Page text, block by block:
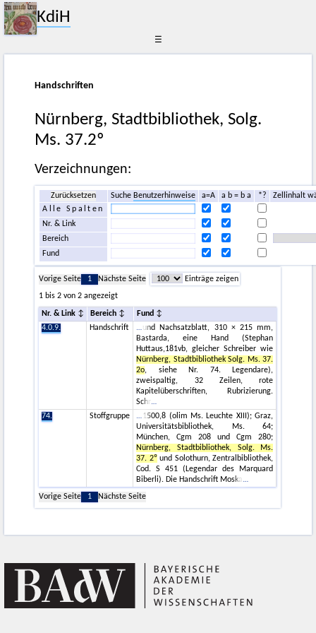
KdiH
☰
Handschriften
Nürnberg, Stadtbibliothek, Solg.
Ms. 37.2º
Verzeichnungen:
Zurücksetzen SucheBenutzerhinweise a=A a b = b a *?
Zellinhalt
Alle Spalten
Nr. & Link
Bereich
Fund
Vorige Seite 1 Nächste Seite
Einträge zeigen
1 bis 2 von 2 angezeigt
Nr. & Link Bereich
Fund
4.0.9.
Handschrift
und Nachsatzblatt, 310 × 215 mm,
Bastarda, eine Hand (Stephan
Huttaus,181vb, gleicher Schreiber wie
Nürnberg, Stadtbibliothek Solg. Ms. 37.
2o, siehe Nr. 74. Legendare),
zweispaltig, 32 Zeilen, rote
Kapitelüberschriften, Rubrizierung.
Schr
74.
Stoffgruppe
1500,8 (olim Ms. Leuchte XIII); Graz,
Universitätsbibliothek, Ms. 64;
München, Cgm 208 und Cgm 280;
Nürnberg, Stadtbibliothek, Solg. Ms.
37. 2ºund Solothurn, Zentralbibliothek,
Cod. S 451 (Legendar des Marquard
Biberli). Die Handschrift Moska
Vorige Seite
1 Nächste Seite